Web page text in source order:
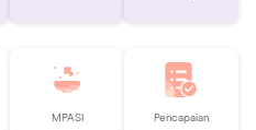
MPASI Pencapaian